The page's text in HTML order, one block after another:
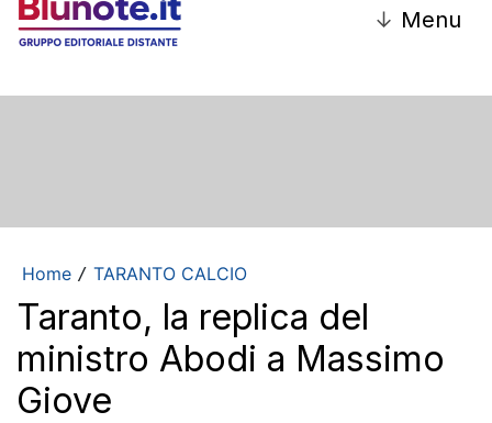
↓ Menu
Home / TARANTO CALCIO
Taranto, la replica del
ministro Abodi a Massimo
Giove